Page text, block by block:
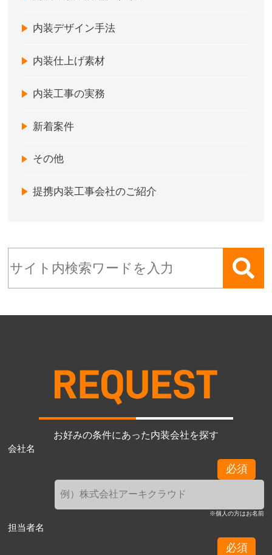
内装デザイン手法
内装仕上げ素材
内装工事の実務
新着案件
その他
提携内装工事会社のご紹介
お好みの条件にあった内装会社を探す
会社名
必須
※個人の方はお名前
担当者名
必須